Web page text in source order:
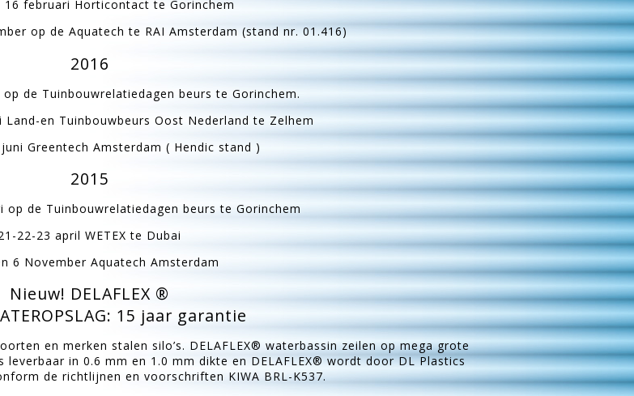
16 februari Horticontact te Gorinchem
op de Aquatech te RAI Amsterdam (stand nr. 01.416)
2016
de Tuinbouwrelatiedagen beurs te Gorinchem.
en Tuinbouwbeurs Oost Nederland te Zelhem
Greentech Amsterdam ( Hendic stand )
2015
op de Tuinbouwrelatiedagen beurs te Gorinchem
22-23 april WETEX te Dubai
6 November Aquatech Amsterdam
Nieuw! DELAFLEX ®
15 jaar garantie
en merken stalen silo’s. DELAFLEX® waterbassin zeilen op mega grote
in 0.6 mm en 1.0 mm dikte en DELAFLEX® wordt door DL Plastics
de richtlijnen en voorschriften KIWA BRL-K537.